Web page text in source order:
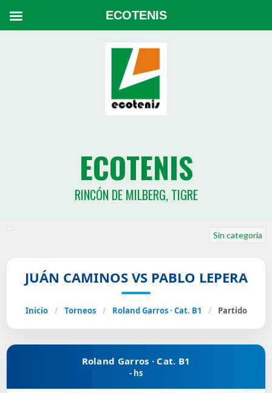
ECOTENIS
RINCÓN DE MILBERG, TIGRE
Sin categoría
JUÁN CAMINOS VS PABLO LEPERA
Inicio / Torneos / Roland Garros · Cat. B1 / Partido
Roland Garros · Cat. B1
- hs
ECOTENIS